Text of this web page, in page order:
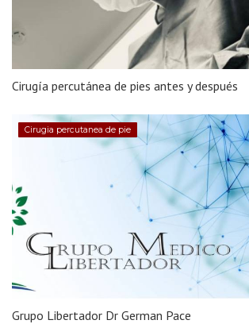
Cirugía percutánea de pies antes y después
Cirugia percutanea de pie
Grupo Libertador Dr German Pace